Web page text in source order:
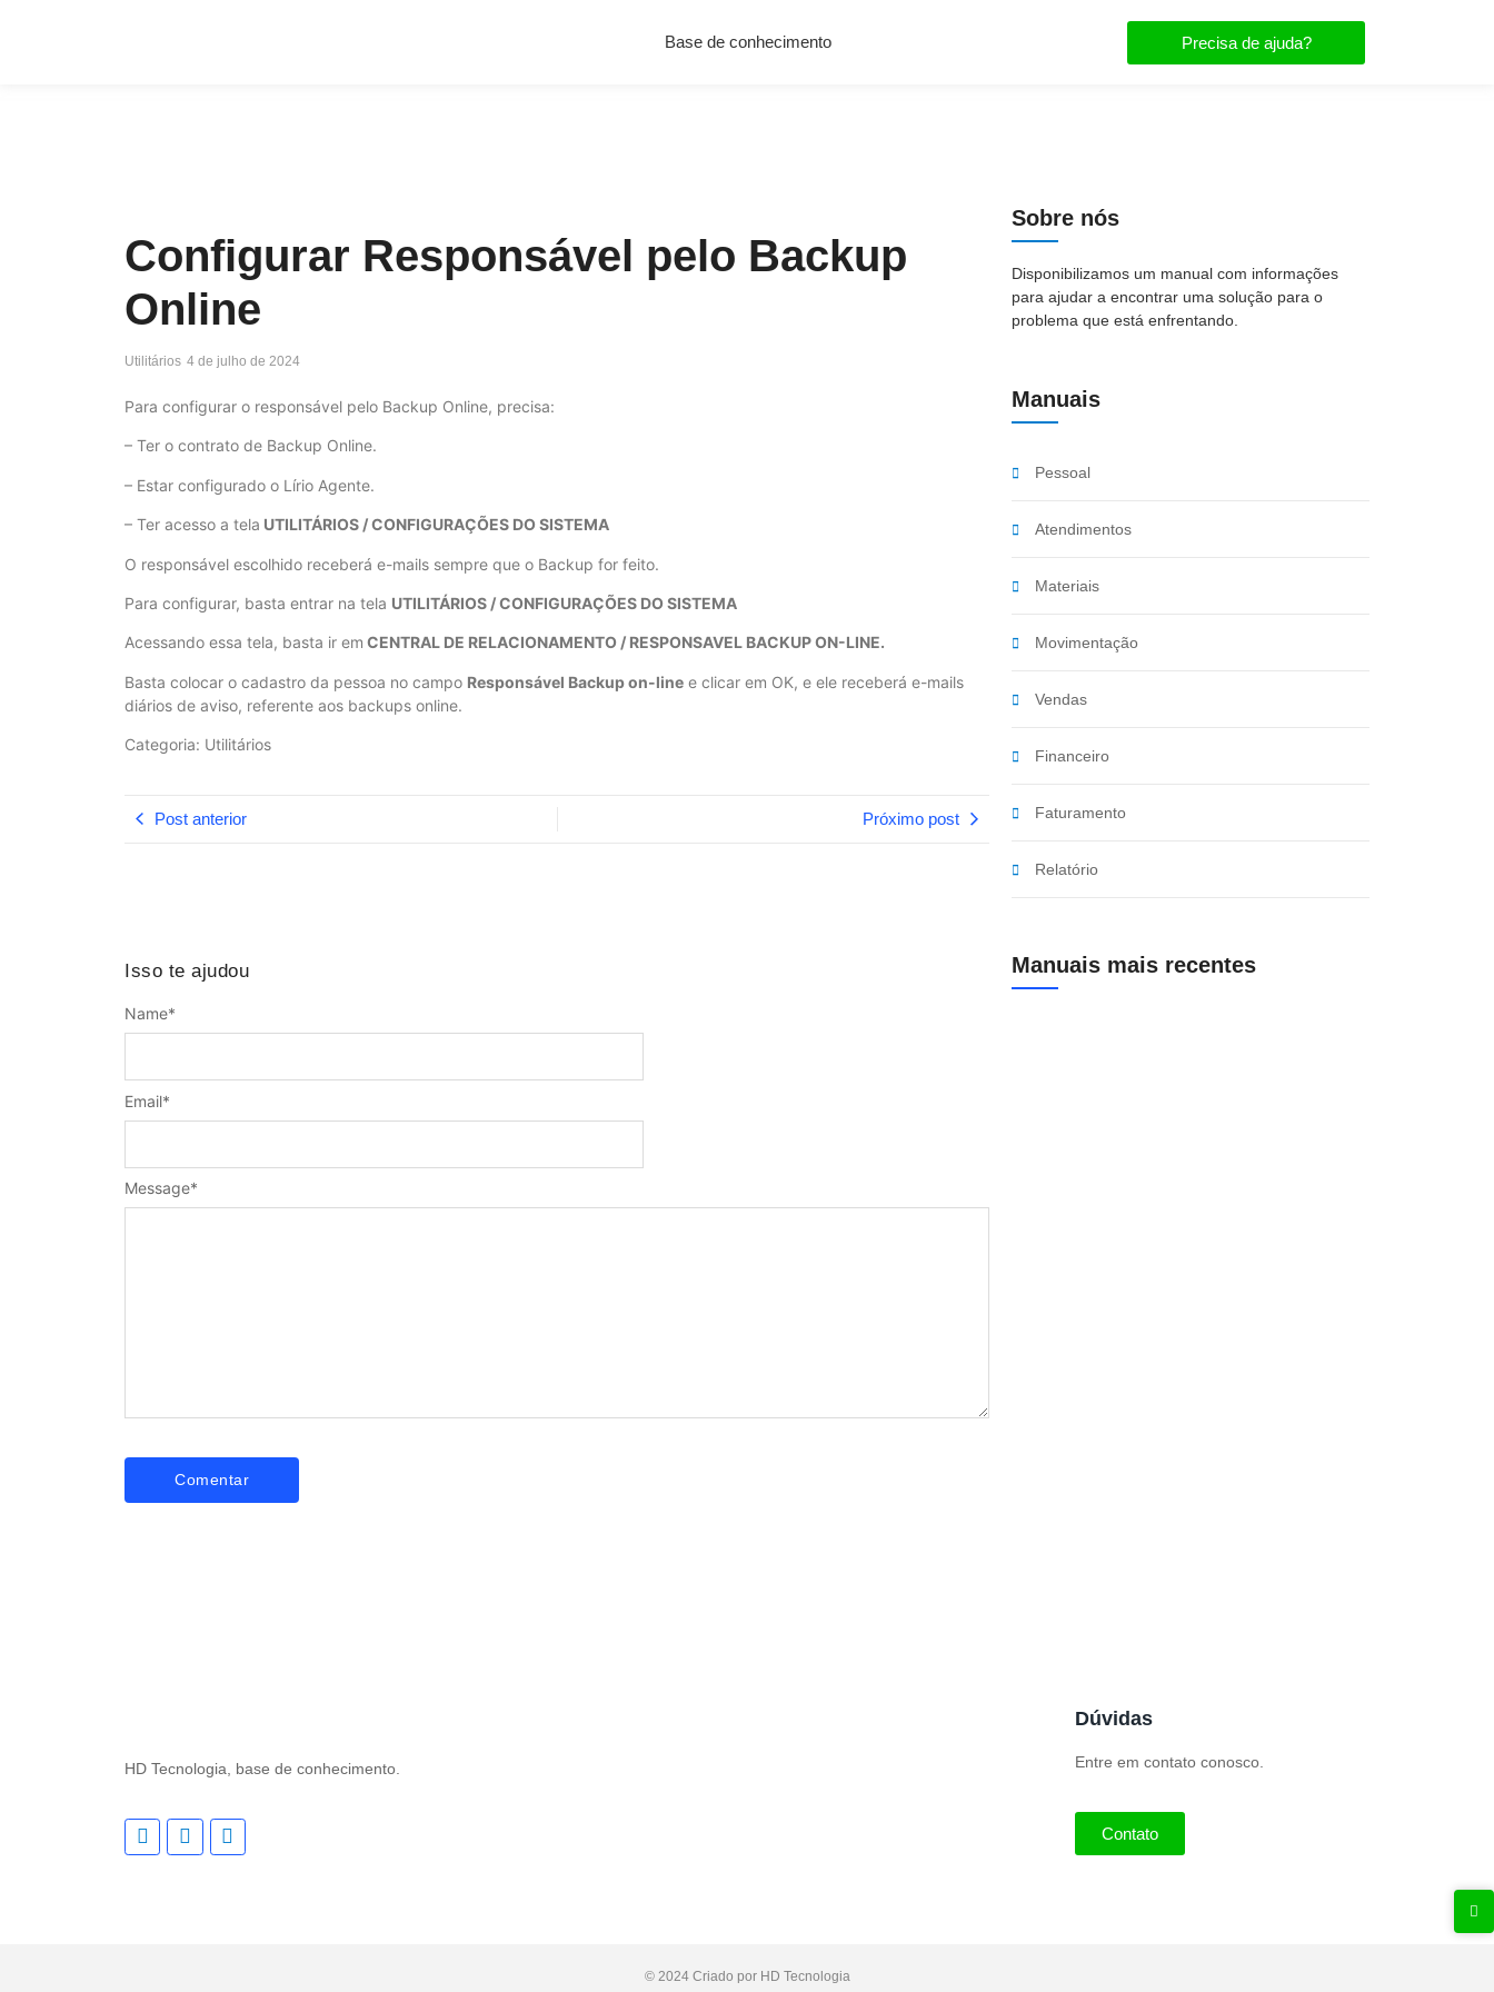
Base de conhecimento Precisa de ajuda?
Configurar Responsável pelo Backup
Online
Utilitários 4 de julho de 2024
Para configurar o responsável pelo Backup Online, precisa:
– Ter o contrato de Backup Online.
– Estar configurado o Lírio Agente.
– Ter acesso a tela UTILITÁRIOS / CONFIGURAÇÕES DO SISTEMA
O responsável escolhido receberá e-mails sempre que o Backup for feito.
Para configurar, basta entrar na tela UTILITÁRIOS / CONFIGURAÇÕES DO SISTEMA
Acessando essa tela, basta ir em CENTRAL DE RELACIONAMENTO / RESPONSAVEL BACKUP ON-LINE.
Basta colocar o cadastro da pessoa no campo Responsável Backup on-line e clicar em OK, e ele receberá e-mails
diários de aviso, referente aos backups online.
Categoria: Utilitários
Post anterior Próximo post
Isso te ajudou
Message*
Name*
Email*
Sobre nós
Disponibilizamos um manual com informações
para ajudar a encontrar uma solução para o
problema que está enfrentando.
Manuais
Pessoal
Atendimentos
Materiais
Movimentação
Vendas
Financeiro
Faturamento
Relatório
Manuais mais recentes
HD Tecnologia, base de conhecimento.
Dúvidas
Entre em contato conosco.
Contato
© 2024 Criado por HD Tecnologia